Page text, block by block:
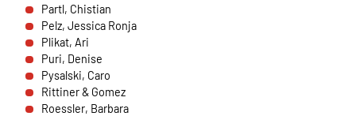
Partl, Chistian
Pelz, Jessica Ronja
Plikat, Ari
Puri, Denise
Pysalski, Caro
Rittiner & Gomez
Roessler, Barbara
Sendinblue
Name:
__cfruid